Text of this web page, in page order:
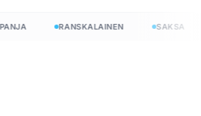
RANSKALAINEN SAKSA